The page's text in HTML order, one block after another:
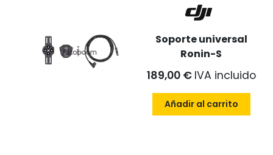
Soporte universal
Ronin-S
189,00 € IVA incluido
Añadir al carrito